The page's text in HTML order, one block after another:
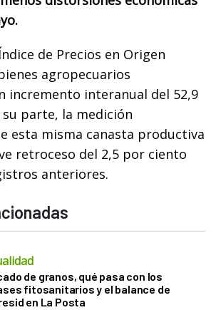
de Precios en Origen
agropecuarios
incremento interanual del 52,9
parte, la medición
esta misma canasta productiva
retroceso del 2,5 por ciento
anteriores.
de granos, qué pasa con los
fitosanitarios y el balance de
en La Posta